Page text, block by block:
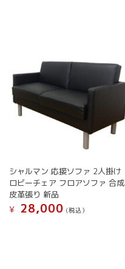
シャルマン 応接ソファ 2人掛け
ロビーチェア フロアソファ 合成
皮革張り 新品
¥
28,000 (税込）